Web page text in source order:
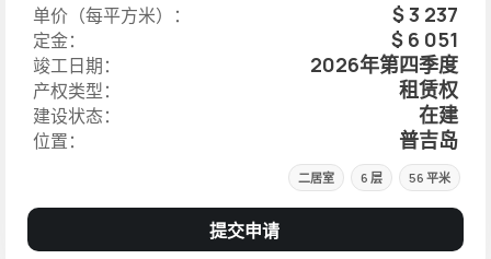
单价（每平方米）： $ 3 237
定金： $ 6 051
竣工日期： 2026年第四季度
产权类型： 租赁权
建设状态： 在建
位置： 普吉岛
二居室 6 层 56 平米
提交申请